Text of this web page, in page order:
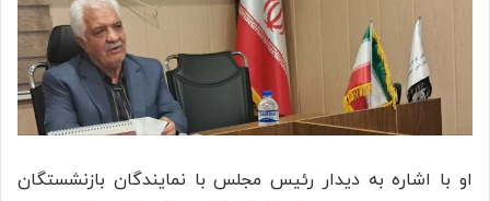
او با اشاره به ديدار رئيس مجلس با نمايندگان بازنشستگان